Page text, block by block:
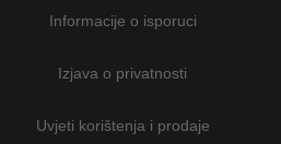
Informacije o isporuci
Izjava o privatnosti
Uvjeti korištenja i prodaje